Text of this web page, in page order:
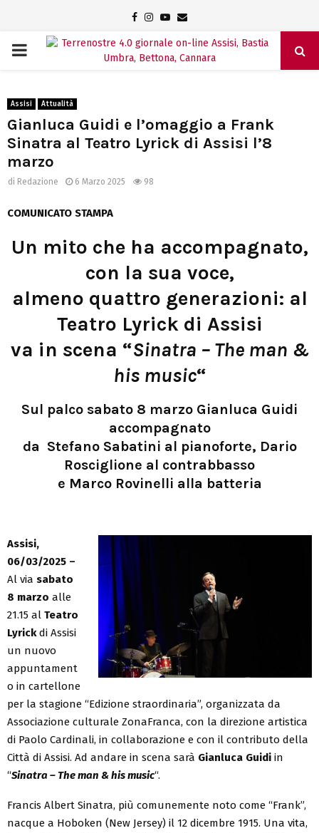
Facebook
Instagram
Youtube
Email
PRIMARY
Assisi Attualità
Gianluca Guidi e l’omaggio a Frank
Sinatra al Teatro Lyrick di Assisi l’8
marzo
di Redazione 6 Marzo 2025 98
COMUNICATO STAMPA
Un mito che ha accompagnato,
con la sua voce,
almeno quattro generazioni: al
Teatro Lyrick di Assisi
va in scena “Sinatra – The man &
his music“
Sul palco sabato 8 marzo Gianluca Guidi
accompagnato
da Stefano Sabatini al pianoforte, Dario
Rosciglione al contrabbasso
e Marco Rovinelli alla batteria
Assisi,
06/03/2025 –
Al via sabato
8 marzo alle
21.15 al Teatro
Lyrickdi Assisi
un nuovo
appuntament
o in cartellone
per la stagione “Edizione straordinaria”, organizzata da
Associazione culturale ZonaFranca, con la direzione artistica
di Paolo Cardinali, in collaborazione e con il contributo della
Città di Assisi. Ad andare in scena sarà Gianluca Guidi in
“Sinatra – The man & his music“.
Francis Albert Sinatra, più comunemente noto come “Frank”,
nacque a Hoboken (New Jersey) il 12 dicembre 1915. Una vita,